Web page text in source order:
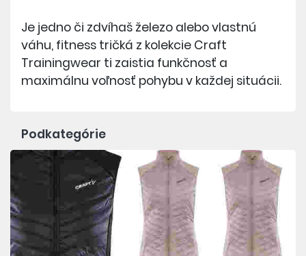
Je jedno či zdvíhaš železo alebo vlastnú
váhu, fitness tričká z kolekcie Craft
Trainingwear ti zaistia funkčnosť a
maximálnu voľnosť pohybu v každej situácii.
Podkategórie